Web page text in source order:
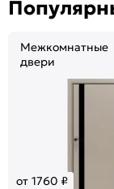
Межкомнатные
двери
от 1760 ₽